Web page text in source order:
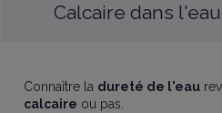
Calcaire dans
Connaître la dureté de l'eau
calcaire ou pas.